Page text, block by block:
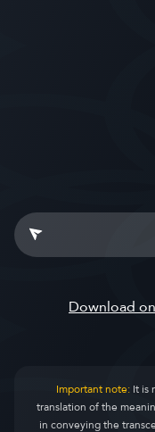
Important note:It is
translation of the
in conveying the